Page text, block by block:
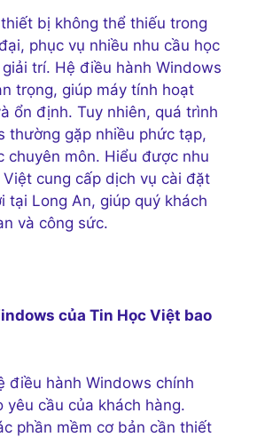
bị không thể thiếu trong
phục vụ nhiều nhu cầu học
trí. Hệ điều hành Windows
trọng, giúp máy tính hoạt
ổn định. Tuy nhiên, quá trình
thường gặp nhiều phức tạp,
chuyên môn. Hiểu được nhu
cung cấp dịch vụ cài đặt
tại Long An, giúp quý khách
và công sức.
của Tin Học Việt bao
điều hành Windows chính
yêu cầu của khách hàng.
phần mềm cơ bản cần thiết